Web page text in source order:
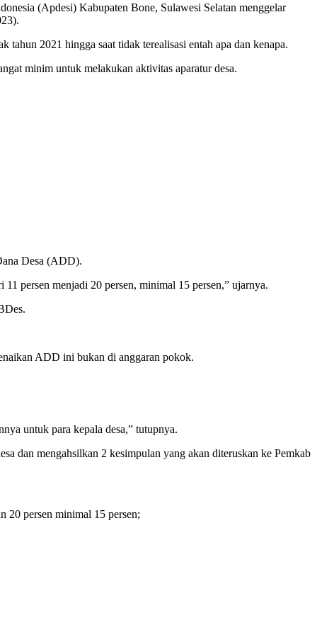
(Apdesi) Kabupaten Bone, Sulawesi Selatan menggelar
2021 hingga saat tidak terealisasi entah apa dan kenapa.
minim untuk melakukan aktivitas aparatur desa.
Desa (ADD).
persen menjadi 20 persen, minimal 15 persen,” ujarnya.
ADD ini bukan di anggaran pokok.
untuk para kepala desa,” tutupnya.
dan mengahsilkan 2 kesimpulan yang akan diteruskan ke Pemkab
20 persen minimal 15 persen;